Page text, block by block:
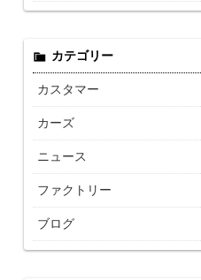
カテゴリー
カスタマー
カーズ
ニュース
ファクトリー
ブログ